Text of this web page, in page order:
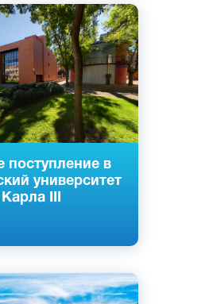
поступление в
университет
Карла III
Кольменарехо,